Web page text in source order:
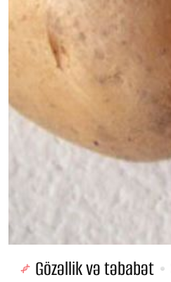
Gözəllik və təbabət